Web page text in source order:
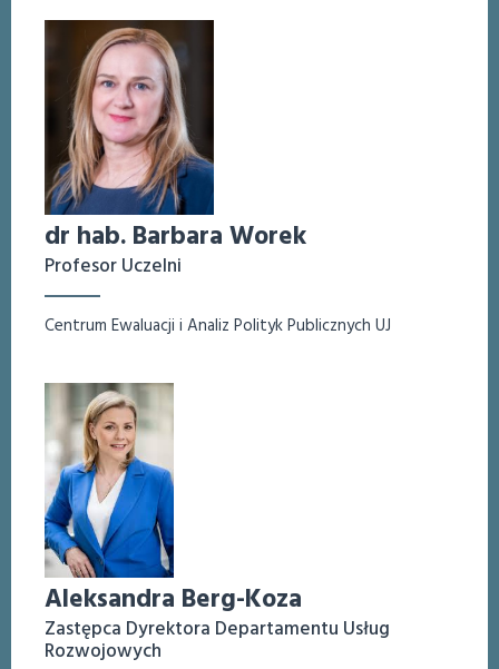
dr hab. Barbara Worek
Profesor Uczelni
Centrum Ewaluacji i Analiz Polityk Publicznych UJ
Aleksandra Berg-Koza
Zastępca Dyrektora Departamentu Usług
Rozwojowych